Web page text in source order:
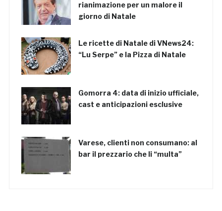
rianimazione per un malore il
giorno di Natale
Le ricette di Natale di VNews24:
“Lu Serpe” e la Pizza di Natale
Gomorra 4: data di inizio ufficiale,
cast e anticipazioni esclusive
Varese, clienti non consumano: al
bar il prezzario che li “multa”